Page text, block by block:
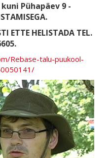
Pühapäev 9 -
ETTE HELISTADA TEL.
Rebase-talu-puukool-